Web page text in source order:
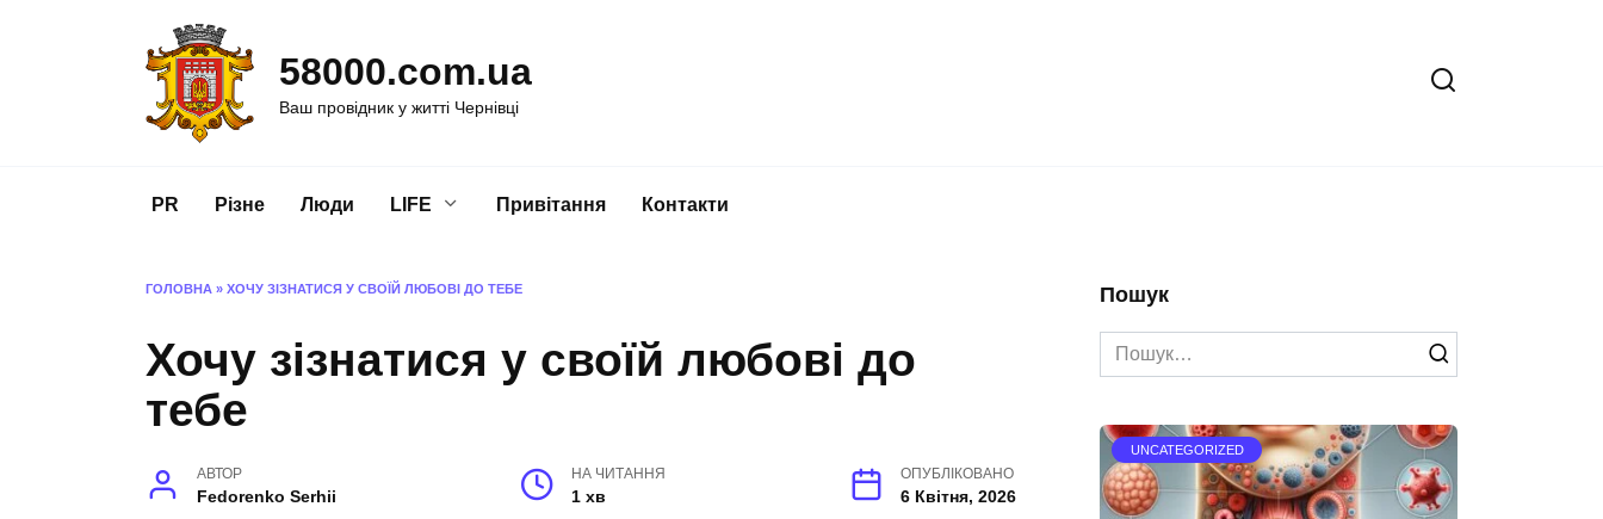
58000.com.ua
Ваш провідник у житті Чернівці
PR Різне Люди LIFE Привітання Контакти
ГОЛОВНА » ХОЧУ ЗІЗНАТИСЯ У СВОЇЙ ЛЮБОВІ ДО ТЕБЕ
Хочу зізнатися у своїй любові до
тебе
АВТОР
Fedorenko Serhii
НА ЧИТАННЯ
1 хв
ОПУБЛІКОВАНО
6 Квітня, 2026
Пошук
Search
for:
UNCATEGORIZED